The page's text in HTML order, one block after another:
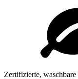
Zertifizierte,